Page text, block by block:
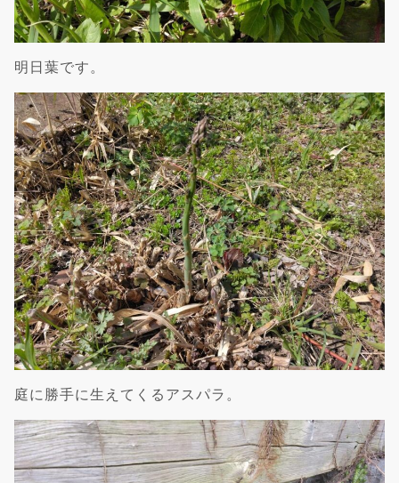
明日葉です。
庭に勝手に生えてくるアスパラ。